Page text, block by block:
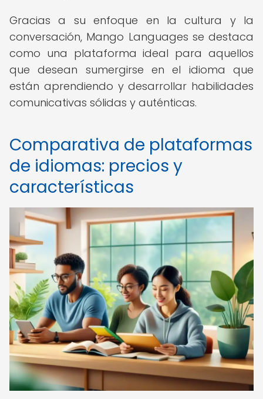
Gracias a su enfoque en la cultura y la
conversación, Mango Languages se destaca
como una plataforma ideal para aquellos
que desean sumergirse en el idioma que
están aprendiendo y desarrollar habilidades
comunicativas sólidas y auténticas.
Comparativa de plataformas
de idiomas: precios y
características